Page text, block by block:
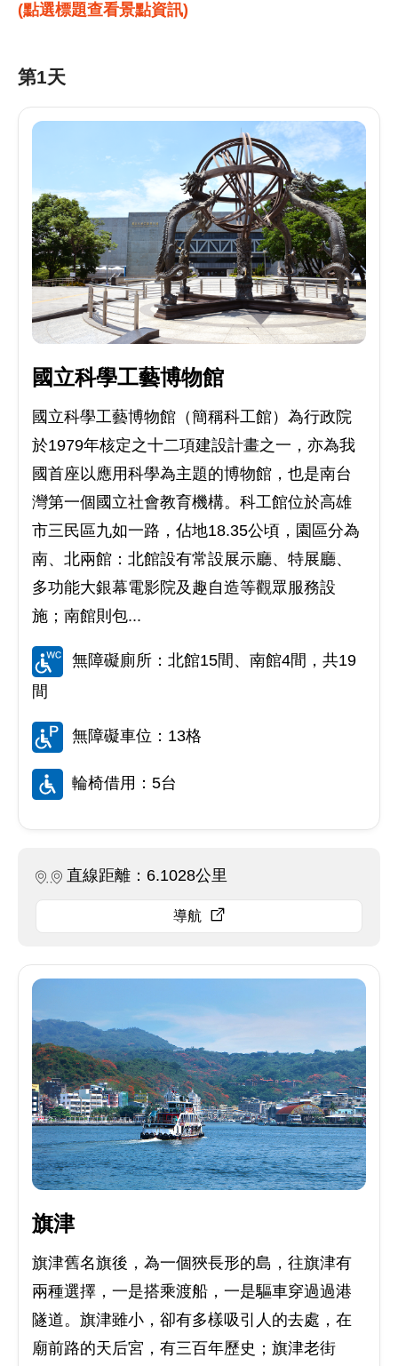
(點選標題查看景點資訊)
第1天
國立科學工藝博物館
國立科學工藝博物館（簡稱科工館）為行政院
於1979年核定之十二項建設計畫之一，亦為我
國首座以應用科學為主題的博物館，也是南台
灣第一個國立社會教育機構。科工館位於高雄
市三民區九如一路，佔地18.35公頃，園區分為
南、北兩館：北館設有常設展示廳、特展廳、
多功能大銀幕電影院及趣自造等觀眾服務設
施；南館則包...
無障礙廁所：北館15間、南館4間，共19
間
無障礙車位：13格
輪椅借用：5台
直線距離：6.1028公里
導航
旗津
旗津舊名旗後，為一個狹長形的島，往旗津有
兩種選擇，一是搭乘渡船，一是驅車穿過過港
隧道。旗津雖小，卻有多樣吸引人的去處，在
廟前路的天后宮，有三百年歷史；旗津老街